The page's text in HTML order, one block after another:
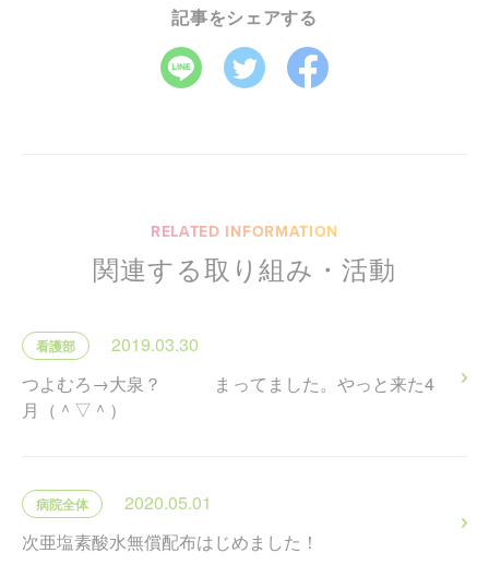
記事をシェアする
RELATED INFORMATION
関連する取り組み・活動
看護部
2019.03.30
つよむろ→大泉？ まってました。やっと来た4
月（＾▽＾）
病院全体
2020.05.01
次亜塩素酸水無償配布はじめました！